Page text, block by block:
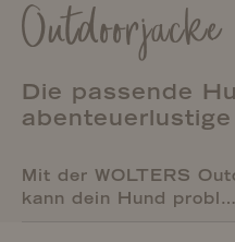
Die passende
Mit der WOLTERS
kann dein Hund probl…